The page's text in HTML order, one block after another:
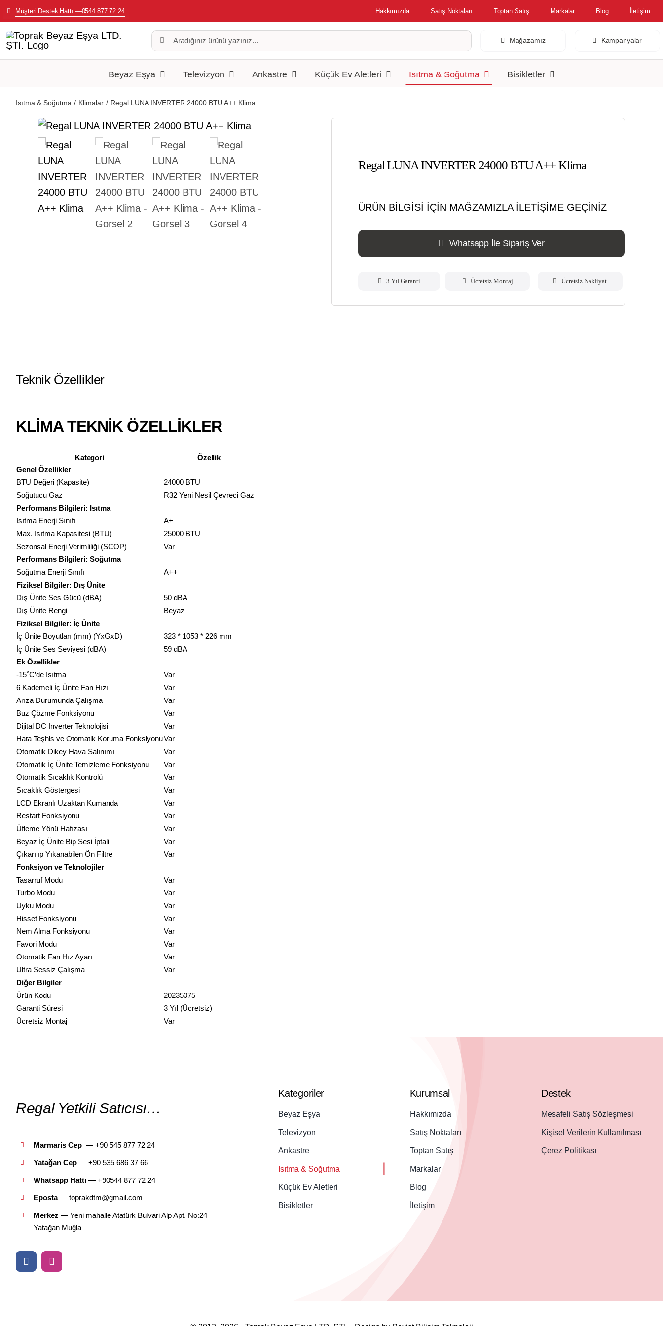
Skip
to
content
Müşteri Destek Hattı —0544 877 72 24 Hakkımızda Satış Noktaları Toptan Satış Markalar Blog İletişim
Search
for:
Mağazamız Kampanyalar
Beyaz Eşya Televizyon Ankastre Küçük Ev Aletleri Isıtma & Soğutma Bisikletler
Isıtma & Soğutma Klimalar Regal LUNA INVERTER 24000 BTU A++ Klima
Regal LUNA INVERTER 24000 BTU A++ Klima
ÜRÜN BİLGİSİ İÇİN MAĞZAMIZLA İLETİŞİME GEÇİNİZ
Whatsapp İle Sipariş Ver
3 Yıl Garanti Ücretsiz Montaj Ücretsiz Nakliyat
Teknik Özellikler
KLİMA TEKNİK ÖZELLİKLER
Kategori
Özellik
Genel Özellikler
BTU Değeri (Kapasite)
24000 BTU
Soğutucu Gaz
R32 Yeni Nesil Çevreci Gaz
Performans Bilgileri: Isıtma
Isıtma Enerji Sınıfı
A+
Max. Isıtma Kapasitesi (BTU)
25000 BTU
Sezonsal Enerji Verimliliği (SCOP)
Var
Performans Bilgileri: Soğutma
Soğutma Enerji Sınıfı
A++
Fiziksel Bilgiler: Dış Ünite
Dış Ünite Ses Gücü (dBA)
50 dBA
Dış Ünite Rengi
Beyaz
Fiziksel Bilgiler: İç Ünite
İç Ünite Boyutları (mm) (YxGxD)
323 * 1053 * 226 mm
İç Ünite Ses Seviyesi (dBA)
59 dBA
Ek Özellikler
-15˚C’de Isıtma
Var
6 Kademeli İç Ünite Fan Hızı
Var
Arıza Durumunda Çalışma
Var
Buz Çözme Fonksiyonu
Var
Dijital DC Inverter Teknolojisi
Var
Hata Teşhis ve Otomatik Koruma FonksiyonuVar
Otomatik Dikey Hava Salınımı
Var
Otomatik İç Ünite Temizleme Fonksiyonu
Var
Otomatik Sıcaklık Kontrolü
Var
Sıcaklık Göstergesi
Var
LCD Ekranlı Uzaktan Kumanda
Var
Restart Fonksiyonu
Var
Üfleme Yönü Hafızası
Var
Beyaz İç Ünite Bip Sesi İptali
Var
Çıkarılıp Yıkanabilen Ön Filtre
Var
Fonksiyon ve Teknolojiler
Tasarruf Modu
Var
Turbo Modu
Var
Uyku Modu
Var
Hisset Fonksiyonu
Var
Nem Alma Fonksiyonu
Var
Favori Modu
Var
Otomatik Fan Hız Ayarı
Var
Ultra Sessiz Çalışma
Var
Diğer Bilgiler
Ürün Kodu
20235075
Garanti Süresi
3 Yıl (Ücretsiz)
Ücretsiz Montaj
Var
Regal Yetkili Satıcısı…
Marmaris Cep — +90 545 877 72 24
Yatağan Cep — +90 535 686 37 66
Whatsapp Hattı — +90544 877 72 24
Eposta— toprakdtm@gmail.com
Merkez — Yeni mahalle Atatürk Bulvari Alp Apt. No:24
Yatağan Muğla
Kategoriler
Beyaz Eşya
Televizyon
Ankastre
Isıtma & Soğutma
Küçük Ev Aletleri
Bisikletler
Kurumsal
Hakkımızda
Satış Noktaları
Toptan Satış
Markalar
Blog
İletişim
Destek
Mesafeli Satış Sözleşmesi
Kişisel Verilerin Kullanılması
Çerez Politikası